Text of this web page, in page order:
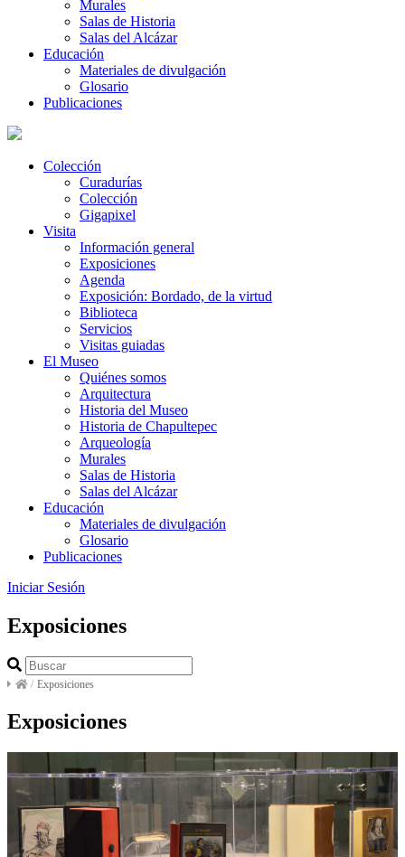
Murales
Salas de Historia
Salas del Alcázar
Educación
Materiales de divulgación
Glosario
Publicaciones
Colección
Curadurías
Colección
Gigapixel
Visita
Información general
Exposiciones
Agenda
Exposición: Bordado, de la virtud
Biblioteca
Servicios
Visitas guiadas
El Museo
Quiénes somos
Arquitectura
Historia del Museo
Historia de Chapultepec
Arqueología
Murales
Salas de Historia
Salas del Alcázar
Educación
Materiales de divulgación
Glosario
Publicaciones
Iniciar Sesión
Exposiciones
/ Exposiciones
Exposiciones